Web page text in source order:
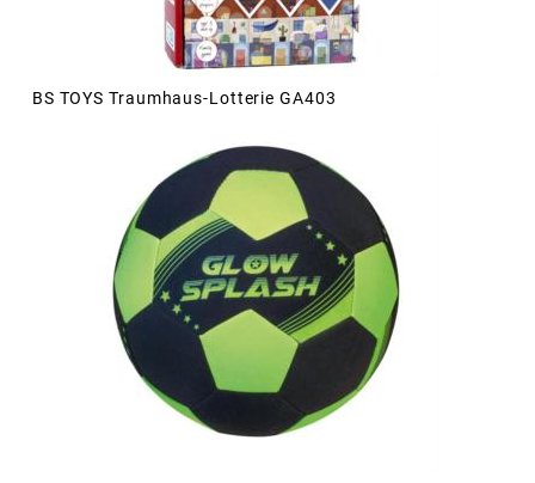
BS TOYS Traumhaus-Lotterie GA403